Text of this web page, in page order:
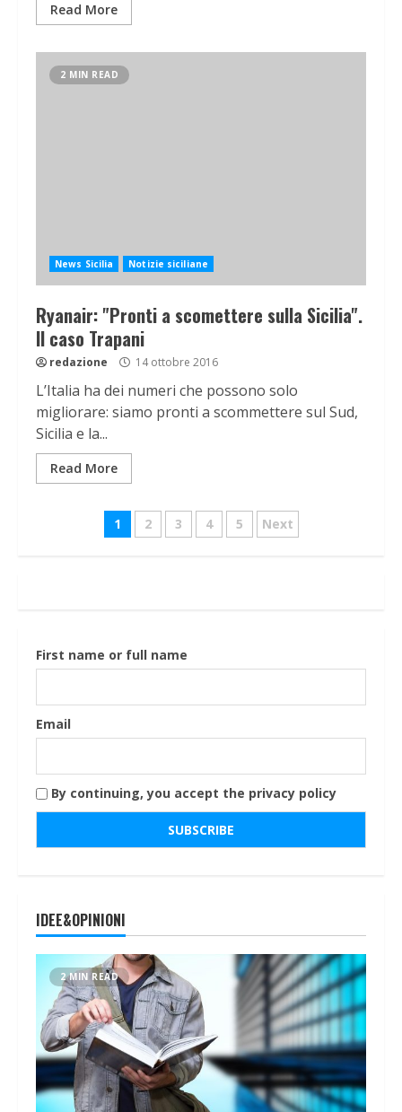
Read More
2 MIN READ
News Sicilia Notizie siciliane
Ryanair: "Pronti a scomettere sulla Sicilia".
ll caso Trapani
redazione 14 ottobre 2016
L’Italia ha dei numeri che possono solo
migliorare: siamo pronti a scommettere sul Sud,
Sicilia e la...
Read More
Navigazione
1 2 3 4 5 Next
First name or full name
Email
By continuing, you accept the privacy policy
IDEE&OPINIONI
2 MIN READ